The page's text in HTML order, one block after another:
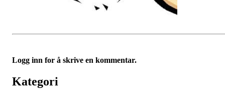
Logg inn for å skrive en kommentar.
Kategori